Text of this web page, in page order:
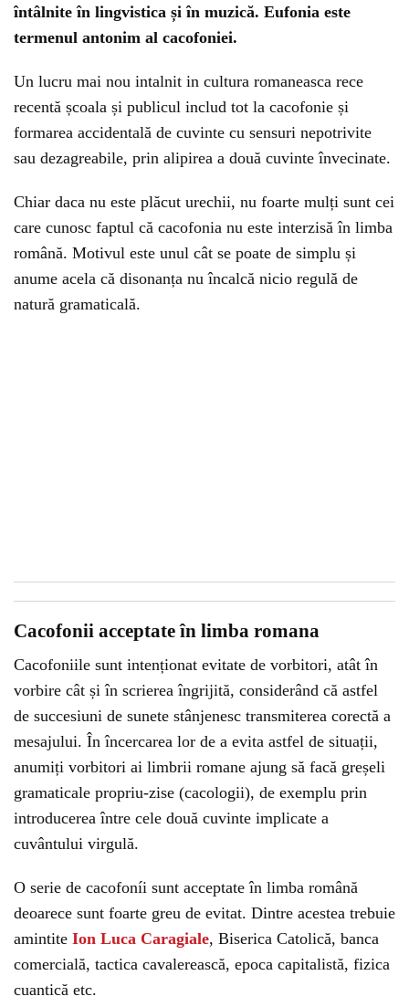
întâlnite în lingvistica și în muzică. Eufonia este
termenul antonim al cacofoniei.
Un lucru mai nou intalnit in cultura romaneasca rece
recentă școala și publicul includ tot la cacofonie și
formarea accidentală de cuvinte cu sensuri nepotrivite
sau dezagreabile, prin alipirea a două cuvinte învecinate.
Chiar daca nu este plăcut urechii, nu foarte mulți sunt cei
care cunosc faptul că cacofonia nu este interzisă în limba
română. Motivul este unul cât se poate de simplu și
anume acela că disonanța nu încalcă nicio regulă de
natură gramaticală.
Cacofonii acceptate în limba romana
Cacofoniile sunt intenționat evitate de vorbitori, atât în
vorbire cât și în scrierea îngrijită, considerând că astfel
de succesiuni de sunete stânjenesc transmiterea corectă a
mesajului. În încercarea lor de a evita astfel de situații,
anumiți vorbitori ai limbrii romane ajung să facă greșeli
gramaticale propriu-zise (cacologii), de exemplu prin
introducerea între cele două cuvinte implicate a
cuvântului virgulă.
O serie de cacofoníi sunt acceptate în limba română
deoarece sunt foarte greu de evitat. Dintre acestea trebuie
amintite Ion Luca Caragiale, Biserica Catolică, banca
comercială, tactica cavalerească, epoca capitalistă, fizica
cuantică etc.